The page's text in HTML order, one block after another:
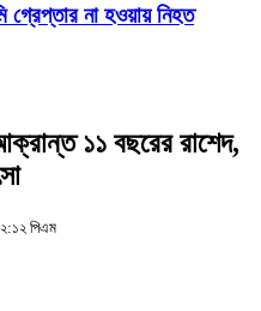
গ্রেপ্তার না হওয়ায় নিহত
১১ বছরের রাশেদ,
পিএম